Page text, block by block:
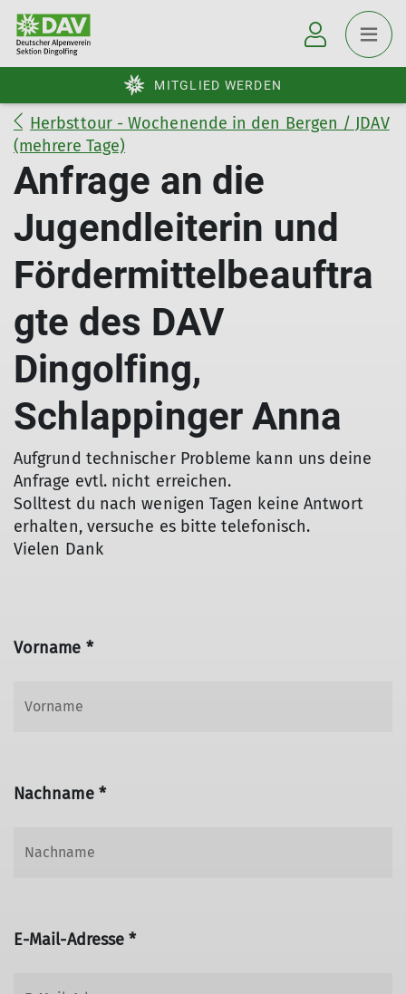
MITGLIED WERDEN
Herbsttour - Wochenende in den Bergen / JDAV
(mehrere Tage)
Anfrage an die
Jugendleiterin und
Fördermittelbeauftra
gte des DAV
Dingolfing,
Schlappinger Anna
Aufgrund technischer Probleme kann uns deine
Anfrage evtl. nicht erreichen.
Solltest du nach wenigen Tagen keine Antwort
erhalten, versuche es bitte telefonisch.
Vielen Dank
Vorname *
Nachname *
E-Mail-Adresse *